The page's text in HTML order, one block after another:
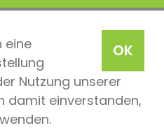
OK
eine
Nutzung unserer
damit einverstanden,